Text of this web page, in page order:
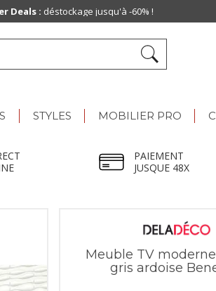
STYLES MOBILIER PRO
PAIEMENT
JUSQUE 48X
Meuble TV
gris ardoise
Deals : déstockage jusqu'à -60% !